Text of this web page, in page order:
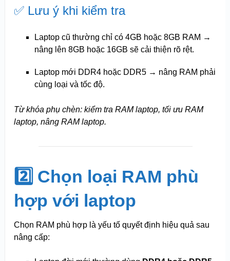
✅ Lưu ý khi kiểm tra
Laptop cũ thường chỉ có 4GB hoặc 8GB RAM →
nâng lên 8GB hoặc 16GB sẽ cải thiện rõ rệt.
Laptop mới DDR4 hoặc DDR5 → nâng RAM phải
cùng loại và tốc độ.
Từ khóa phụ chèn: kiểm tra RAM laptop, tối ưu RAM
laptop, nâng RAM laptop.
2️⃣ Chọn loại RAM phù
hợp với laptop
Chọn RAM phù hợp là yếu tố quyết định hiệu quả sau
nâng cấp: